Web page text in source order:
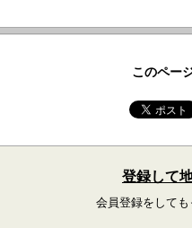
このペー
登録して
会員登録をしても